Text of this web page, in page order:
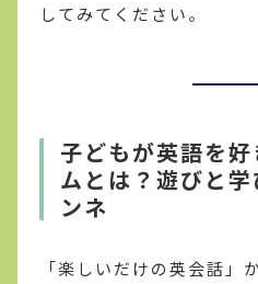
してみてください。
子どもが英語を
ムとは？遊びと
ンネ
「楽しいだけの英会話」